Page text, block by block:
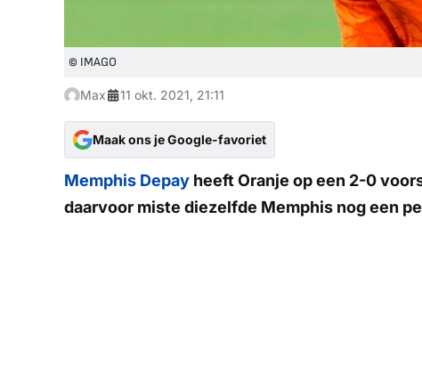
© IMAGO
Max 11 okt. 2021, 21:11
Maak ons je Google-favoriet
Memphis Depay heeft Oranje op een 2-0
daarvoor miste diezelfde Memphis nog een